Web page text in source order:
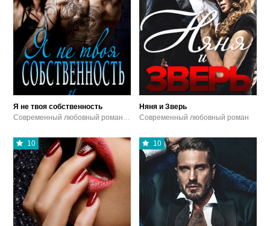
Я не твоя собственность
Современный любовный роман / Эротика
Няня и Зверь
Современный любовный роман
10 10